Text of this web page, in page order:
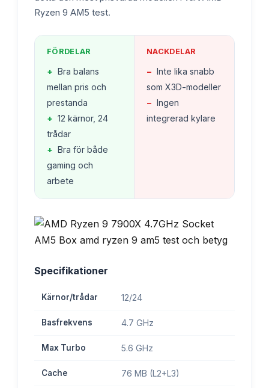
Ryzen 9 AM5 test.
FÖRDELAR
+ Bra balans
mellan pris och
prestanda
+ 12 kärnor, 24
trådar
+ Bra för både
gaming och
arbete
NACKDELAR
− Inte lika snabb
som X3D-modeller
− Ingen
integrerad kylare
Specifikationer
Kärnor/trådar 12/24
Basfrekvens 4.7 GHz
Max Turbo 5.6 GHz
Cache 76 MB (L2+L3)